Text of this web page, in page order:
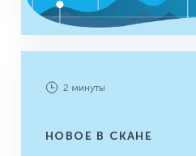
2 минуты
НОВОЕ В СКАНЕ